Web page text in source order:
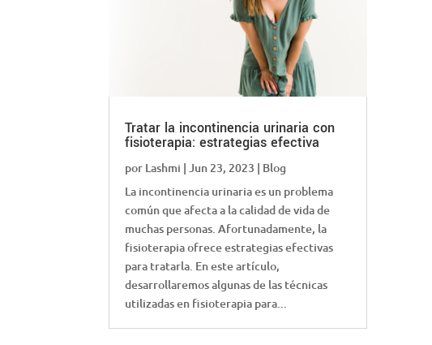
Tratar la incontinencia urinaria con
fisioterapia: estrategias efectiva
por Lashmi | Jun 23, 2023 | Blog
La incontinencia urinaria es un problema
común que afecta a la calidad de vida de
muchas personas. Afortunadamente, la
fisioterapia ofrece estrategias efectivas
para tratarla. En este artículo,
desarrollaremos algunas de las técnicas
utilizadas en fisioterapia para...